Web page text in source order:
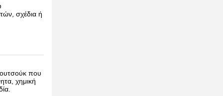
σχέδια ή
που
χημική